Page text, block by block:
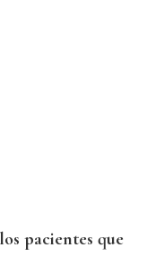
pacientes que